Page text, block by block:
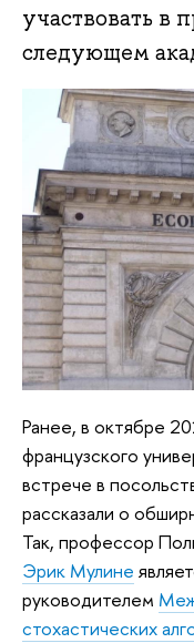
участвовать в
следующем
Ранее, в октябре
французского
встрече в
рассказали о
Так, профессор
Эрик Мулине
руководителем
стохастических